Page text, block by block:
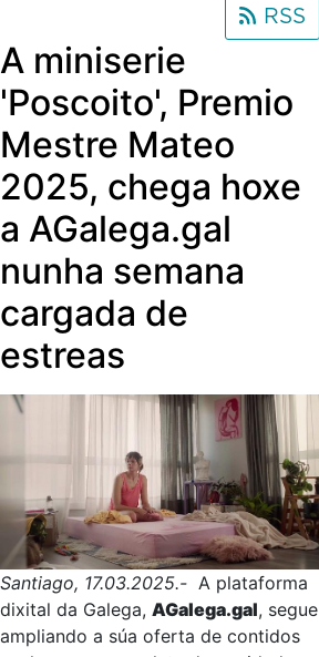
RSS
A miniserie
'Poscoito', Premio
Mestre Mateo
2025, chega hoxe
a AGalega.gal
nunha semana
cargada de
estreas
Santiago, 17.03.2025.- A plataforma
dixital da Galega, AGalega.gal, segue
ampliando a súa oferta de contidos